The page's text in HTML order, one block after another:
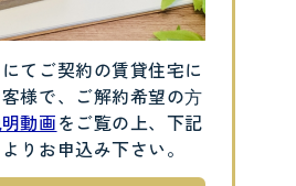
てご契約の賃貸住宅に
様で、ご解約希望の⽅
動画をご覧の上、下記
りお申込み下さい。